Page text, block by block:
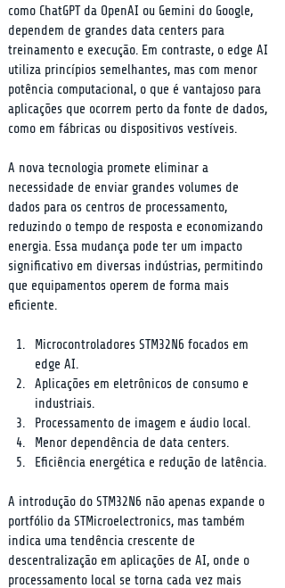
como ChatGPT da OpenAI ou Gemini do Google,
dependem de grandes data centers para
treinamento e execução. Em contraste, o edge AI
utiliza princípios semelhantes, mas com menor
potência computacional, o que é vantajoso para
aplicações que ocorrem perto da fonte de dados,
como em fábricas ou dispositivos vestíveis.
A nova tecnologia promete eliminar a
necessidade de enviar grandes volumes de
dados para os centros de processamento,
reduzindo o tempo de resposta e economizando
energia. Essa mudança pode ter um impacto
significativo em diversas indústrias, permitindo
que equipamentos operem de forma mais
eficiente.
Microcontroladores STM32N6 focados em
edge AI.
Aplicações em eletrônicos de consumo e
industriais.
Processamento de imagem e áudio local.
Menor dependência de data centers.
Eficiência energética e redução de latência.
A introdução do STM32N6 não apenas expande o
portfólio da STMicroelectronics, mas também
indica uma tendência crescente de
descentralização em aplicações de AI, onde o
processamento local se torna cada vez mais